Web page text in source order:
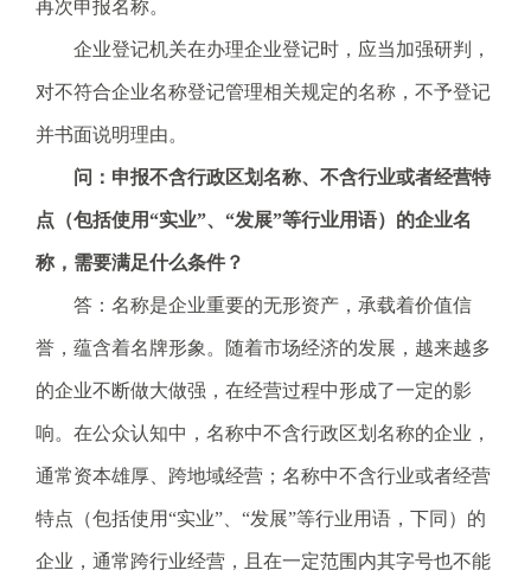
再次申报名称。
企业登记机关在办理企业登记时，应当加强研判，
对不符合企业名称登记管理相关规定的名称，不予登记
并书面说明理由。
问：申报不含行政区划名称、不含行业或者经营特
点（包括使用“实业”、“发展”等行业用语）的企业名
称，需要满足什么条件？
答：名称是企业重要的无形资产，承载着价值信
誉，蕴含着名牌形象。随着市场经济的发展，越来越多
的企业不断做大做强，在经营过程中形成了一定的影
响。在公众认知中，名称中不含行政区划名称的企业，
通常资本雄厚、跨地域经营；名称中不含行业或者经营
特点（包括使用“实业”、“发展”等行业用语，下同）的
企业，通常跨行业经营，且在一定范围内其字号也不能